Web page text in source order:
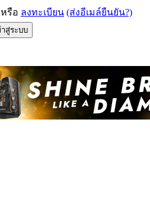
หรือ ลงทะเบียน (ส่งอีเมล์ยืนยัน?)